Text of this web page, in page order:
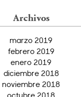
Archivos
marzo 2019
febrero 2019
enero 2019
diciembre 2018
noviembre 2018
octubre 2018